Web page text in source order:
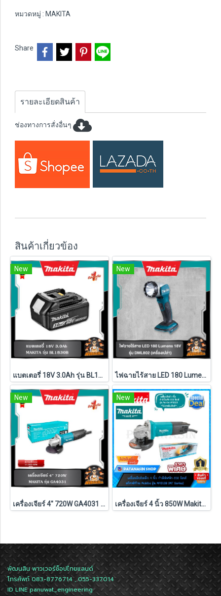
หมวดหมู่ : MAKITA
Share
รายละเอียดสินค้า
ช่องทางการสั่งอื่นๆ
สินค้าเกี่ยวข้อง
New
แบตเตอรี่ 18V 3.0Ah รุ่น BL1830B MAKITA
New
ไฟฉายไร้สาย LED 180 Lumens 18V Makita รุ่น DML802 (เครื่องเปล่า) (ของแท้ประกันศูนย์ไทย 1 ปี)
New
เครื่องเจียร์ 4" 720W GA4031 Makita
New
เครื่องเจียร์ 4 นิ้ว 850W Makita M9513B ประกันศูนย์ 1 ปี (ของแท้ 100%)
พัฒนสิน พาวเวอร์ช็อปไทยแลนด์
โทรศัพท์ 083-8776714 , 055-337014
ID LINEpanuwat_engineering